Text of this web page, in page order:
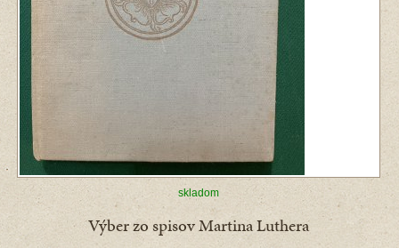
skladom
Výber zo spisov Martina Luthera